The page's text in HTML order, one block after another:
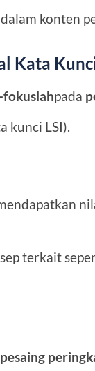
konten
Kata
fokuslahpada
kunci LSI).
terkait